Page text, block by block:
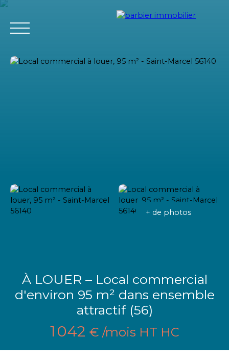
+ de photos
À LOUER – Local commercial
d'environ 95 m² dans ensemble
attractif (56)
1 042 € /mois HT HC